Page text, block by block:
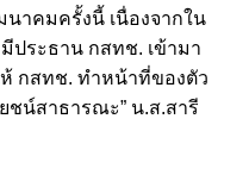
าคมครั้งนี้ เนื่องจากใน
ประธาน กสทช. เข้ามา
กสทช. ทำหน้าที่ของตัว
ชน์สาธารณะ” น.ส.สารี